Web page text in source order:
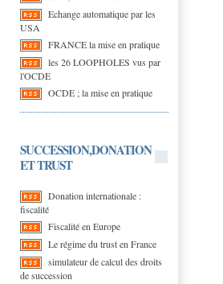
Echange automatique par les
USA
FRANCE la mise en pratique
les 26 LOOPHOLES vus par
l'OCDE
OCDE ; la mise en pratique
SUCCESSION,DONATION
ET TRUST
Donation internationale :
fiscalité
Fiscalité en Europe
Le régime du trust en France
simulateur de calcul des droits
de succession